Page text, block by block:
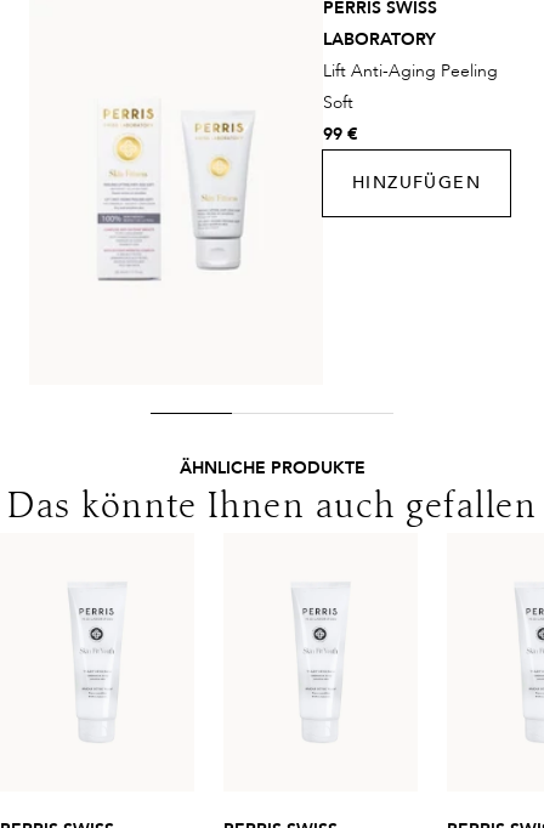
Sie bitte die abweichenden Bedingungen. Für den Versand ins
Ausland gelten andere Versandkosten.
PERRIS SWISS
LABORATORY
Lift Anti-Aging Peeling
Soft
99 €
HINZUFÜGEN
ÄHNLICHE PRODUKTE
Das könnte Ihnen auch gefallen